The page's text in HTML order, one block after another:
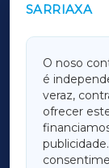
SARRIAXA
O noso
é
veraz,
ofrecer
OUTROS